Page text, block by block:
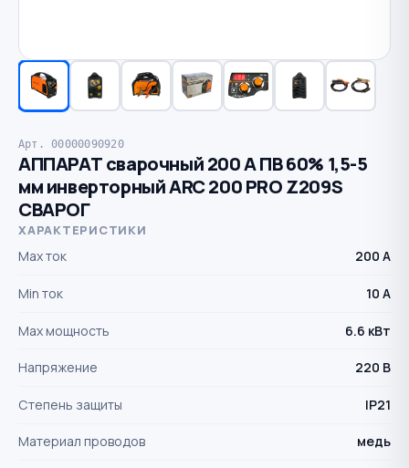
Арт. 00000090920
АППАРАТ сварочный 200 А ПВ 60% 1,5-5
мм инверторный ARC 200 PRO Z209S
СВАРОГ
ХАРАКТЕРИСТИКИ
Max ток 200 А
Min ток 10 А
Max мощность 6.6 кВт
Напряжение 220 В
Степень защиты IP21
Материал проводов медь